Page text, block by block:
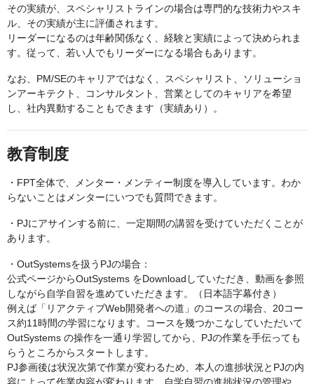
その実績が、スペシャリストラインの場合は専門的な技術力やスキ
ル、その実績が主に評価されます。
リーダーになるのは年齢関係なく、経験と実績によって決められま
す。従って、若い人でもリーダーになる場合もあります。
なお、PM/SEのキャリアではなく、スペシャリスト、ソリューショ
ンアーキテクト、コンサルタント、営業としてのキャリアを希望
し、社内異動することもできます（実績あり）。
教育制度
・FPT全体で、メンター・メンティー制度を導入しています。わか
らないことはメンターにいつでも質問できます。
・PJにアサインする前に、一定期間の講習を受けていただくことが
あります。
・OutSystemsを扱うPJの場合：
公式ページからOutSystems をDownloadしていただき、動画を参照
しながら自学自習を進めていただきます。（日本語字幕付き）
例えば「リアクティブWeb開発者への道」のコースの場合、20コー
ス約11時間の学習になります。コースを幾つかこなしていただいて
OutSystems の操作を一通り学習してから、PJの作業を手伝っても
らうところからスタートします。
PJ参画後は状況次第で作業が変わるため、本人の進捗状況とPJの内
容によって作業内容が変わります。自学自習の進捗状況の管理や、